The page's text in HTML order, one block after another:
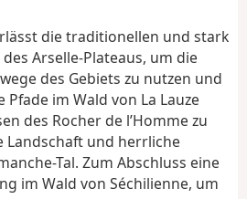
t
o
die traditionellen und stark
Arselle-Plateaus, um die
des Gebiets zu nutzen und
im Wald von La Lauze
des Rocher de l’Homme zu
Landschaft und herrliche
Tal. Zum Abschluss eine
im Wald von Séchilienne, um